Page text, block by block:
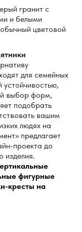
гранит с
и белыми
цветовой
для семейных
выбор форм,
подобрать
вашим
людях на
предлагает
проекта до
изделия.
фигурные
кресты на